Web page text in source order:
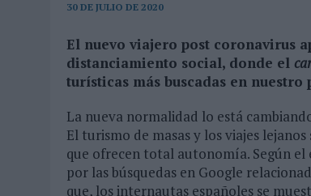
30 DE JULIO DE 2020
El nuevo viajero post coronavirus
distanciamiento social, donde el
turísticas más buscadas en
La nueva normalidad lo está
El turismo de masas y los viajes
que ofrecen total autonomía. Según el
por las búsquedas en Google
que, los internautas españoles se